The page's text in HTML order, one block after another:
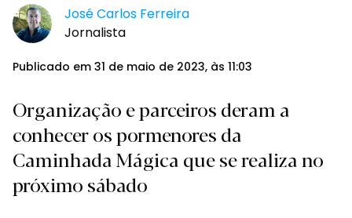
José Carlos Ferreira
Jornalista
Publicado em 31 de maio de 2023, às 11:03
Organização e parceiros deram a
conhecer os pormenores da
Caminhada Mágica que se realiza no
próximo sábado